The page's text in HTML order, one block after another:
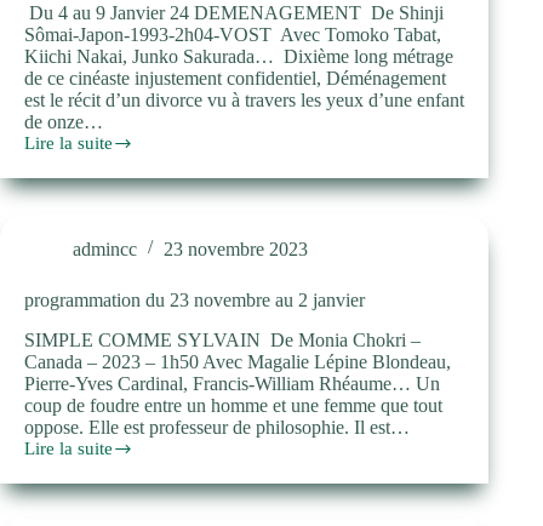
Du 4 au 9 Janvier 24 DEMENAGEMENT De Shinji
Sômai-Japon-1993-2h04-VOST Avec Tomoko Tabat,
Kiichi Nakai, Junko Sakurada… Dixième long métrage
de ce cinéaste injustement confidentiel, Déménagement
est le récit d’un divorce vu à travers les yeux d’une enfant
de onze…
Lire la suite
PROGRAMMATION
FEVRIER
admincc 23 novembre 2023
programmation du 23 novembre au 2 janvier
SIMPLE COMME SYLVAIN De Monia Chokri –
Canada – 2023 – 1h50 Avec Magalie Lépine Blondeau,
Pierre-Yves Cardinal, Francis-William Rhéaume… Un
coup de foudre entre un homme et une femme que tout
oppose. Elle est professeur de philosophie. Il est…
Lire la suite
programmation
23